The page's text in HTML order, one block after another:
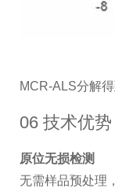
MCR-ALS分解
06 技术优
原位无损检测
无需样品预处理